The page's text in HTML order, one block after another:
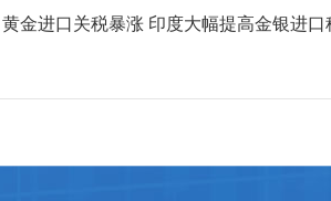
金进口关税暴涨 印度大幅提高金银进口